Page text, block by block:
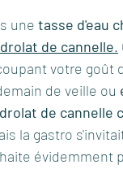
une tasse d'eau
de cannelle.
votre goût
de veille ou
de cannelle
la gastro
évidemment